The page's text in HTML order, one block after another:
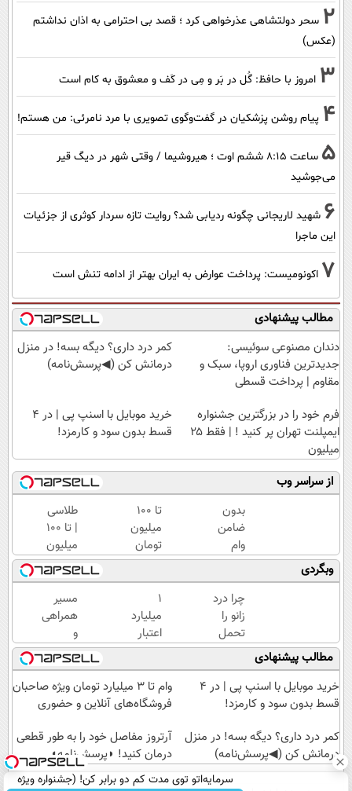
2 سحر دولتشاهی عذرخواهی کرد ؛ قصد بی احترامی به اذان نداشتم
(عکس)
3 امروز با حافظ: گُل در بَر و مِی در کَف و معشوق به کام است
4 پیام روشن پزشکیان در گفت‌و‌گوی تصویری با مرد نامرئی: من هستم!
5
ساعت ۸:۱۵ ششم اوت ؛ هیروشیما / وقتی شهر در دیگ قیر
می‌جوشید
6 شهید لاریجانی چگونه ردیابی شد؟ روایت تازه سردار کوثری از جزئیات
این ماجرا
7 اکونومیست: پرداخت عوارض به ایران بهتر از ادامه تنش است
مطالب پیشنهادی
دندان مصنوعی سوئیسی:
جدیدترین فناوری اروپا، سبک و
مقاوم | پرداخت قسطی
کمر درد داری؟ دیگه بسه! در منزل
درمانش کن (◀پرسش‌نامه)
فرم خود را در بزرگترین جشنواره
ایمپلنت تهران پر کنید ! | فقط ۲۵
میلیون
خرید موبایل با اسنپ پی | در ۴
قسط بدون سود و کارمزد!
از سراسر وب
بدون
ضامن
وام
بگیر،
طلا
بخر
😍
تا 100
میلیون
تومان
وام
فوری
خرید
طلا💰
💰
(بدون
ضامن)
طلاسی
| تا 100
میلیون
وام
آنی
خرید
طلا💰
ثبت
نام
کن!
وبگردی
چرا درد
زانو را
تحمل
می‌کنی؟
خیلی
ساده
درمنزل
کن
۱
میلیارد
اعتبار
خرید
طلا |
بدون
ضامن
مسیر
همراهی
و
گزارش
عملکرد
گروه
اسنپ
۱۴۰۴
مطالب پیشنهادی
خرید موبایل با اسنپ پی | در ۴
قسط بدون سود و کارمزد!
وام تا ۳ میلیارد تومان ویژه صاحبان
فروشگاه‌های آنلاین و حضوری
کمر درد داری؟ دیگه بسه! در منزل
درمانش کن (◀پرسش‌نامه)
آرتروز مفاصل خود را به طور قطعی
درمان کنید! ◗پرسش‌نامه◖
سرمایه‌اتو توی مدت کم دو برابر کن! (جشنواره ویژه